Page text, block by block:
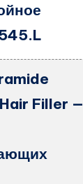
Filler —